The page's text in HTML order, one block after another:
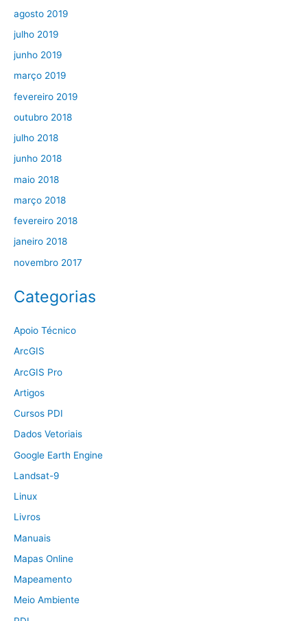
agosto 2019
julho 2019
junho 2019
março 2019
fevereiro 2019
outubro 2018
julho 2018
junho 2018
maio 2018
março 2018
fevereiro 2018
janeiro 2018
novembro 2017
Categorias
Apoio Técnico
ArcGIS
ArcGIS Pro
Artigos
Cursos PDI
Dados Vetoriais
Google Earth Engine
Landsat-9
Linux
Livros
Manuais
Mapas Online
Mapeamento
Meio Ambiente